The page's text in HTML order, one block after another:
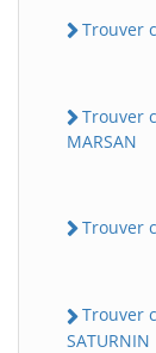
Trouver
Trouver
MARSAN
Trouver
Trouver
SATURNIN